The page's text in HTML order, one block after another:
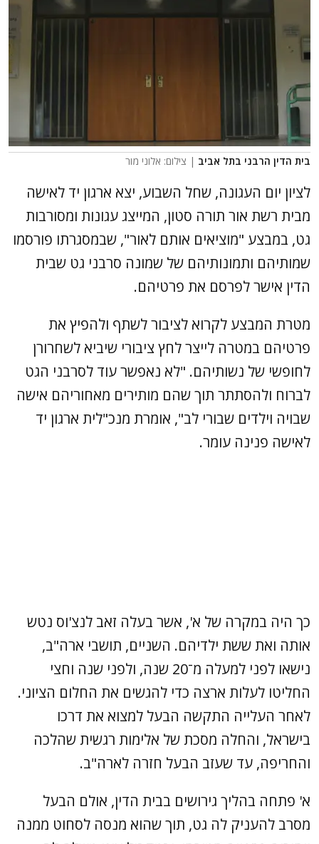
בית הדין הרבני בתל אביב | צילום: אלוני מור
לציון יום העגונה, שחל השבוע, יצא ארגון יד לאישה
מבית רשת אור תורה סטון, המייצג עגונות ומסורבות
גט, במבצע "מוציאים אותם לאור", שבמסגרתו פורסמו
שמותיהם ותמונותיהם של שמונה סרבני גט שבית
הדין אישר לפרסם את פרטיהם.
מטרת המבצע לקרוא לציבור לשתף ולהפיץ את
פרטיהם במטרה לייצר לחץ ציבורי שיביא לשחרורן
לחופשי של נשותיהם. "לא נאפשר עוד לסרבני הגט
לברוח ולהסתתר תוך שהם מותירים מאחוריהם אישה
שבויה וילדים שבורי לב", אומרת מנכ"לית ארגון יד
לאישה פנינה עומר.
כך היה במקרה של א', אשר בעלה זאב לנצ'וס נטש
אותה ואת ששת ילדיהם. השניים, תושבי ארה"ב,
נישאו לפני למעלה מ־20 שנה, ולפני שנה וחצי
החליטו לעלות ארצה כדי להגשים את החלום הציוני.
לאחר העלייה התקשה הבעל למצוא את דרכו
בישראל, והחלה מסכת של אלימות רגשית שהלכה
והחריפה, עד שעזב הבעל חזרה לארה"ב.
א' פתחה בהליך גירושים בבית הדין, אולם הבעל
מסרב להעניק לה גט, תוך שהוא מנסה לסחוט ממנה